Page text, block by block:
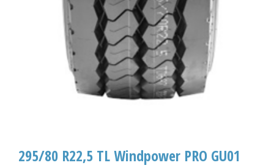
295/80 R22,5 TL Windpower PRO GU01